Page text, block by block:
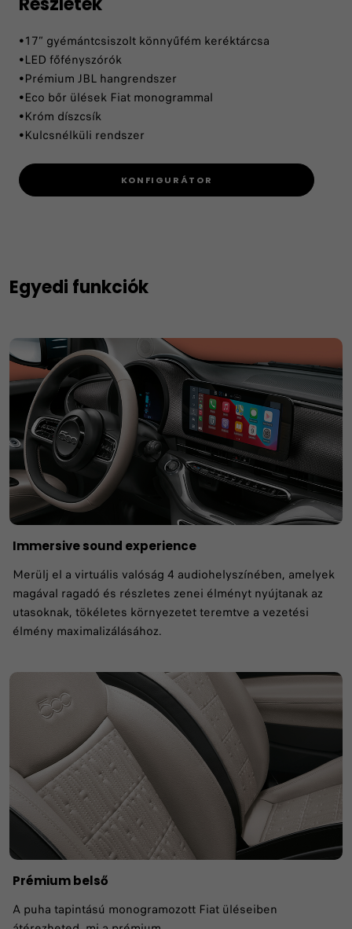
•17” gyémántcsiszolt könnyűfém keréktárcsa
•LED főfényszórók
•Prémium JBL hangrendszer
•Eco bőr ülések Fiat monogrammal
•Króm díszcsík
•Kulcsnélküli rendszer
KONFIGURÁTOR
Egyedi funkciók
Immersive sound experience
Merülj el a virtuális valóság 4 audiohelyszínében, amelyek
magával ragadó és részletes zenei élményt nyújtanak az
utasoknak, tökéletes környezetet teremtve a vezetési
élmény maximalizálásához.
Prémium belső
A puha tapintású monogramozott Fiat üléseiben